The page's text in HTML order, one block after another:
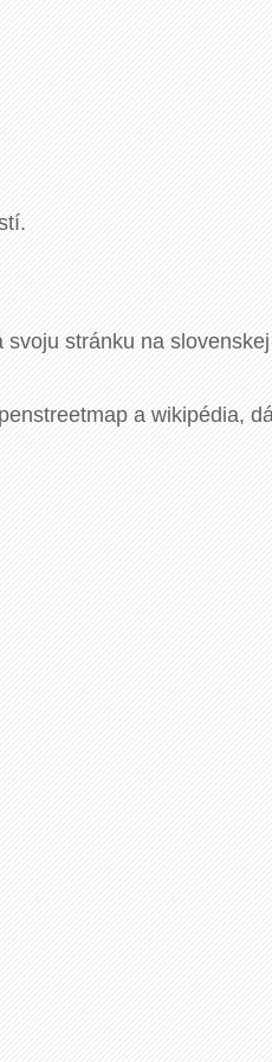
stránku na
a wikipédia,